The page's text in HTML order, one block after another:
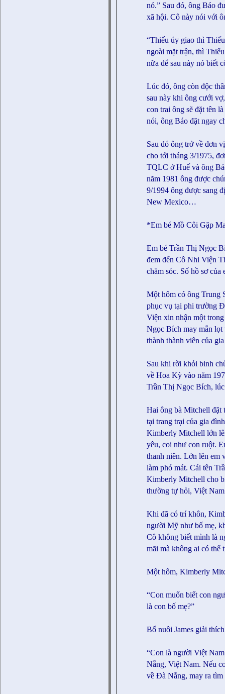
nó.” Sau đó, ông Báo
xã hội. Cô này nói với
“Thiếu úy giao thì
ngoài mặt trận, thì
nữa để sau này nó biết
Lúc đó, ông còn độc
sau này khi ông cưới
con trai ông sẽ đặt tên
nói, ông Báo đặt ngay
Sau đó ông trở về đơn
cho tới tháng 3/1975,
TQLC ở Huế và ông
năm 1981 ông được
9/1994 ông được sang
New Mexico…
*Em bé Mồ Côi Gặp
Em bé Trần Thị Ngọc
đem đến Cô Nhi Viện
chăm sóc. Số hồ sơ của
Một hôm có ông Trung
phục vụ tại phi trường
Viện xin nhận một
Ngọc Bích may mắn lọt
thành thành viên của
Sau khi rời khỏi binh
về Hoa Kỳ vào năm
Trần Thị Ngọc Bích,
Hai ông bà Mitchell
tại trang trại của gia
Kimberly Mitchell lớn
yêu, coi như con ruột.
thanh niên. Lớn lên em
làm phó mát. Cái tên
Kimberly Mitchell cho
thường tự hỏi, Việt
Khi đã có trí khôn,
người Mỹ như bố mẹ,
Cô không biết mình là
mãi mà không ai có thể
Một hôm, Kimberly
“Con muốn biết con
là con bố mẹ?”
Bố nuôi James giải
“Con là người Việt
Nẵng, Việt Nam. Nếu
về Đà Nẵng, may ra